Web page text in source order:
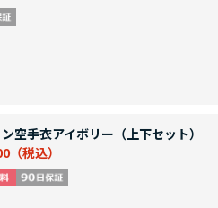
空手衣アイボリー（上下セット）